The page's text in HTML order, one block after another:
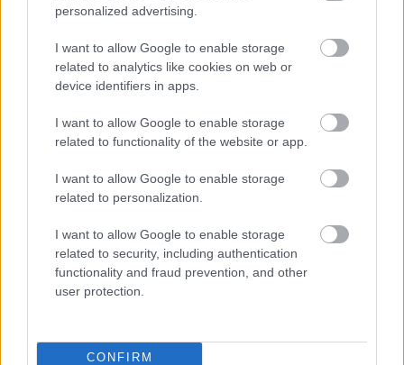
personalized advertising.
I want to allow Google to enable storage
related to analytics like cookies on web or
device identifiers in apps.
I want to allow Google to enable storage
related to functionality of the website or app.
I want to allow Google to enable storage
related to personalization.
I want to allow Google to enable storage
related to security, including authentication
functionality and fraud prevention, and other
user protection.
CONFIRM
Szólj hozzá!
A hozzászóláshoz be kell lépned!
VAGY